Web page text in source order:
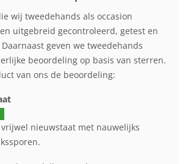
wij tweedehands als occasion
uitgebreid gecontroleerd, getest en
geven we tweedehands
beoordeling op basis van sterren.
van ons de beoordeling:
nieuwstaat met nauwelijks